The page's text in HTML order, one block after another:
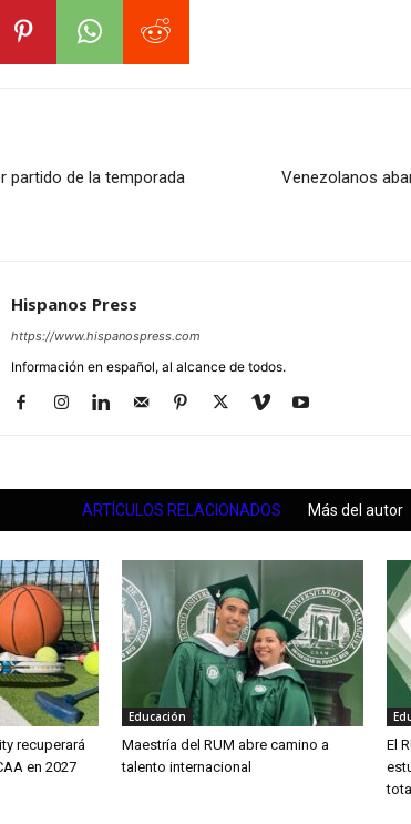
partido de la temporada
Venezolanos
Hispanos Press
https://www.hispanospress.com
Información en español, al alcance de todos.
ARTÍCULOS RELACIONADOS Más del autor
recuperará
en 2027
Educación
Maestría del RUM abre camino a
talento internacional
El